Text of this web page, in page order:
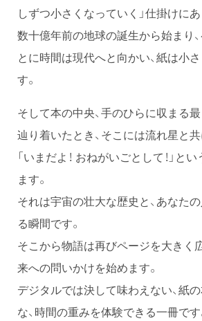
しずつ小さくなっていく」仕掛けにあ
数十億年前の地球の誕生から始まり
とに時間は現代へと向かい、紙は小
す。
そして本の中央、手のひらに収まる
辿り着いたとき、そこには流れ星と
「いまだよ！ おねがいごとして！」と
ます。
それは宇宙の壮大な歴史と、あなた
る瞬間です。
そこから物語は再びページを大きく
来への問いかけを始めます。
デジタルでは決して味わえない、紙
な、時間の重みを体験できる一冊です